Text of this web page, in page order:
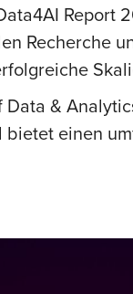
Report
Recherche
&
einen